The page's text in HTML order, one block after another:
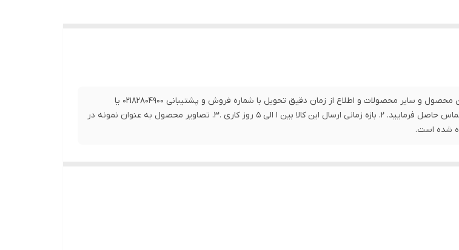
1.برای خرید این محصول و سایر محصولات و اطلاع از زمان دقیق تحویل با شماره فروش و پشتیبانی 02182804900 یا
09192063546 تماس حاصل فرمایید. 2. بازه زمانی ارسال این کالا بین 1 الی 5 روز کاری .3. تصاویر محصول به عنوان نمونه در
شده است.